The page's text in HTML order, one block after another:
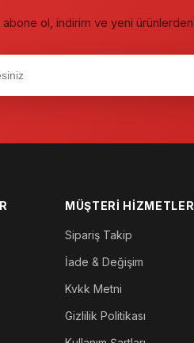
ol, indirim ve yeni
MÜŞTERI
Sipariş Takip
İade & Değişim
Kvkk Metni
Gizlilik Politikası